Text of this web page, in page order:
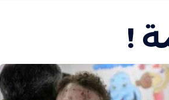
!